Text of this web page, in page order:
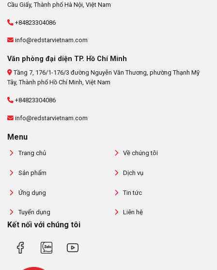
Cầu Giấy, Thành phố Hà Nội, Việt Nam
+84823304086
info@redstarvietnam.com
Văn phòng đại diện TP. Hồ Chí Minh
Tầng 7, 176/1-176/3 đường Nguyễn Văn Thương, phường Thạnh Mỹ
Tây, Thành phố Hồ Chí Minh, Việt Nam
+84823304086
info@redstarvietnam.com
Menu
Trang chủ Về chúng tôi
Sản phẩm Dịch vụ
Ứng dụng Tin tức
Tuyển dụng Liên hệ
Kết nối với chúng tôi